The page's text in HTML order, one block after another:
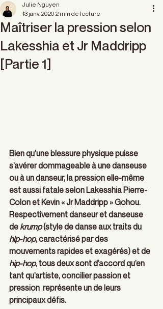
Maîtriser la pression selon
Lakesshia et Jr Maddripp
[Partie 1]
Julie Nguyen
13 janv. 2020 2 min de lecture
Bien qu’une blessure physique puisse
s’avérer dommageable à une danseuse
ou à un danseur, la pression elle-même
est aussi fatale selon Lakesshia Pierre-
Colon et Kevin « Jr Maddripp » Gohou.
Respectivement danseur et danseuse
de krump (style de danse aux traits du
hip-hop, caractérisé par des
mouvements rapides et exagérés) et de
hip-hop, tous deux sont d’accord qu’en
tant qu’artiste, concilier passion et
pression  représente un de leurs
principaux défis.